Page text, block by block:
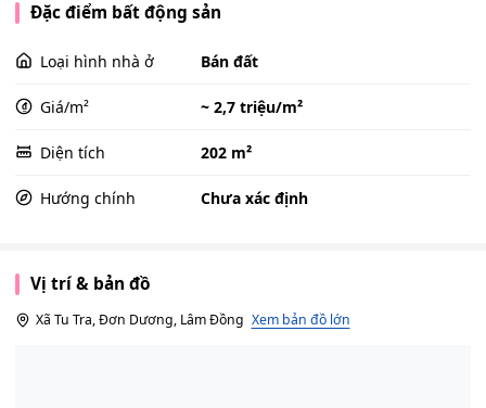
Đặc điểm bất động sản
Loại hình nhà ở Bán đất
Giá/m² ~ 2,7 triệu/m²
Diện tích 202 m²
Hướng chính Chưa xác định
Vị trí & bản đồ
Xã Tu Tra, Đơn Dương, Lâm Đồng Xem bản đồ lớn